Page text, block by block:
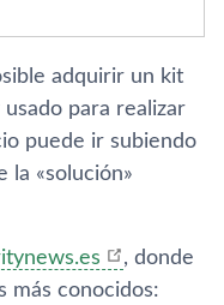
adquirir un kit
para realizar
puede ir subiendo
la «solución»
, donde
más conocidos: